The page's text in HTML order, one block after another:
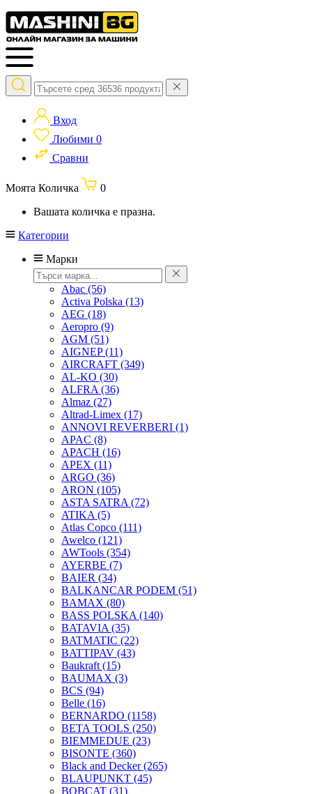
Вход
Любими 0
Сравни
Моята Количка
0
Вашата количка е празна.
Категории
Марки
Abac (56)
Activa Polska (13)
AEG (18)
Aeropro (9)
AGM (51)
AIGNEP(11)
AIRCRAFT (349)
AL-KO (30)
ALFRA (36)
Almaz (27)
Altrad-Limex (17)
ANNOVI REVERBERI (1)
APAC (8)
APACH (16)
APEX (11)
ARGO (36)
ARON (105)
ASTA SATRA (72)
ATIKA (5)
Atlas Copco (111)
Awelco (121)
AWTools (354)
AYERBE (7)
BAIER (34)
BALKANCAR PODEM (51)
BAMAX (80)
BASS POLSKA (140)
BATAVIA (35)
BATMATIC (22)
BATTIPAV (43)
Baukraft (15)
BAUMAX (3)
BCS (94)
Belle (16)
BERNARDO (1158)
BETA TOOLS (250)
BIEMMEDUE (23)
BISONTE (360)
Black and Decker(265)
BLAUPUNKT (45)
BOBCAT (31)